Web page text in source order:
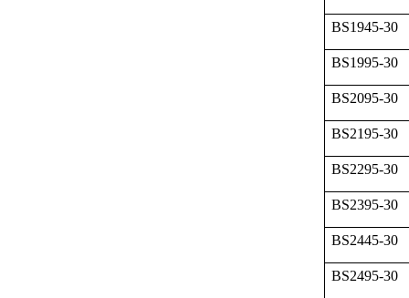
BS1945-30
BS1995-30
BS2095-30
BS2195-30
BS2295-30
BS2395-30
BS2445-30
BS2495-30